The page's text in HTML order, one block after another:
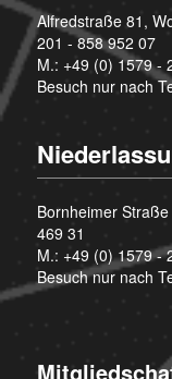
Alfredstraße 81,
201 - 858 952 07
M.: +49 (0) 1579 -
Besuch nur nach
Bornheimer
469 31
M.: +49 (0) 1579 -
Besuch nur nach